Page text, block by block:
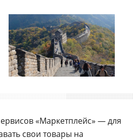
«Маркетплейс» — для
свои товары на